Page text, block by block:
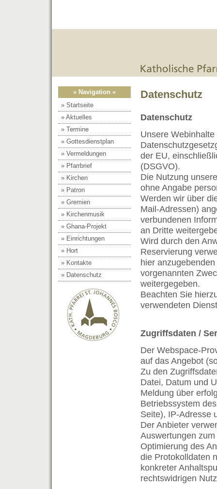
» Navigation «
» Startseite
» Aktuelles
» Termine
» Gottesdienstplan
» Vermeldungen
» Pfarrbrief
» Kirchen
» Patron
» Gremien
» Kirchenmusik
» Ghana-Projekt
» Einrichtungen
» Hort
» Kontakte
» Datenschutz
Datenschutz
Datenschutz
Unsere
der EU,
(DSGVO).
Die Nutzung
ohne Angabe
Werden wir über
Mail-Adressen)
verbundenen
an Dritte
Wird durch den
Reservierung
hier
vorgenannten
weitergegeben.
Beachten Sie
verwendeten
Zugriffsdaten /
Der Webspace-
auf das Angebot
Zu den
Datei, Datum und
Meldung über
Betriebssystem
Seite), IP-Adresse
Der Anbieter
Auswertungen
Optimierung des
die Protokolldaten
konkreter
rechtswidrigen